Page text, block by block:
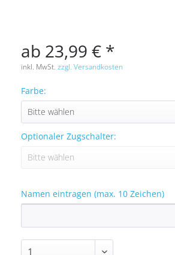
ab 23,99 € *
inkl. MwSt.zzgl. Versandkosten
Farbe:
Optionaler Zugschalter:
Namen eintragen (max. 10 Zeichen)